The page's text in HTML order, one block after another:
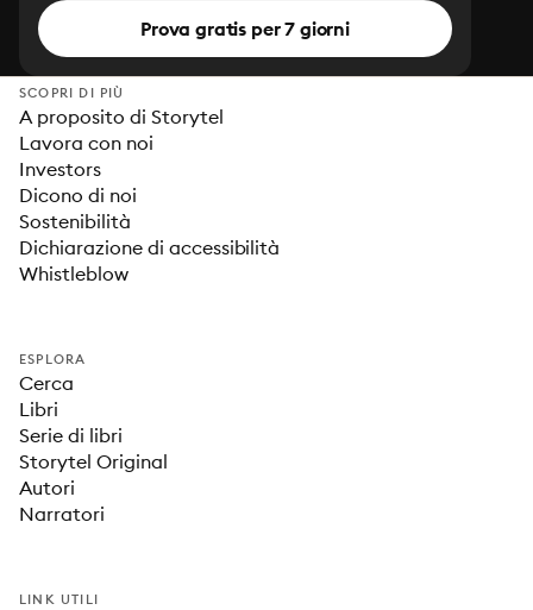
Prova gratis per 7 giorni
SCOPRI DI PIÙ
A proposito di Storytel
Lavora con noi
Investors
Dicono di noi
Sostenibilità
Dichiarazione di accessibilità
Whistleblow
ESPLORA
Cerca
Libri
Serie di libri
Storytel Original
Autori
Narratori
LINK UTILI